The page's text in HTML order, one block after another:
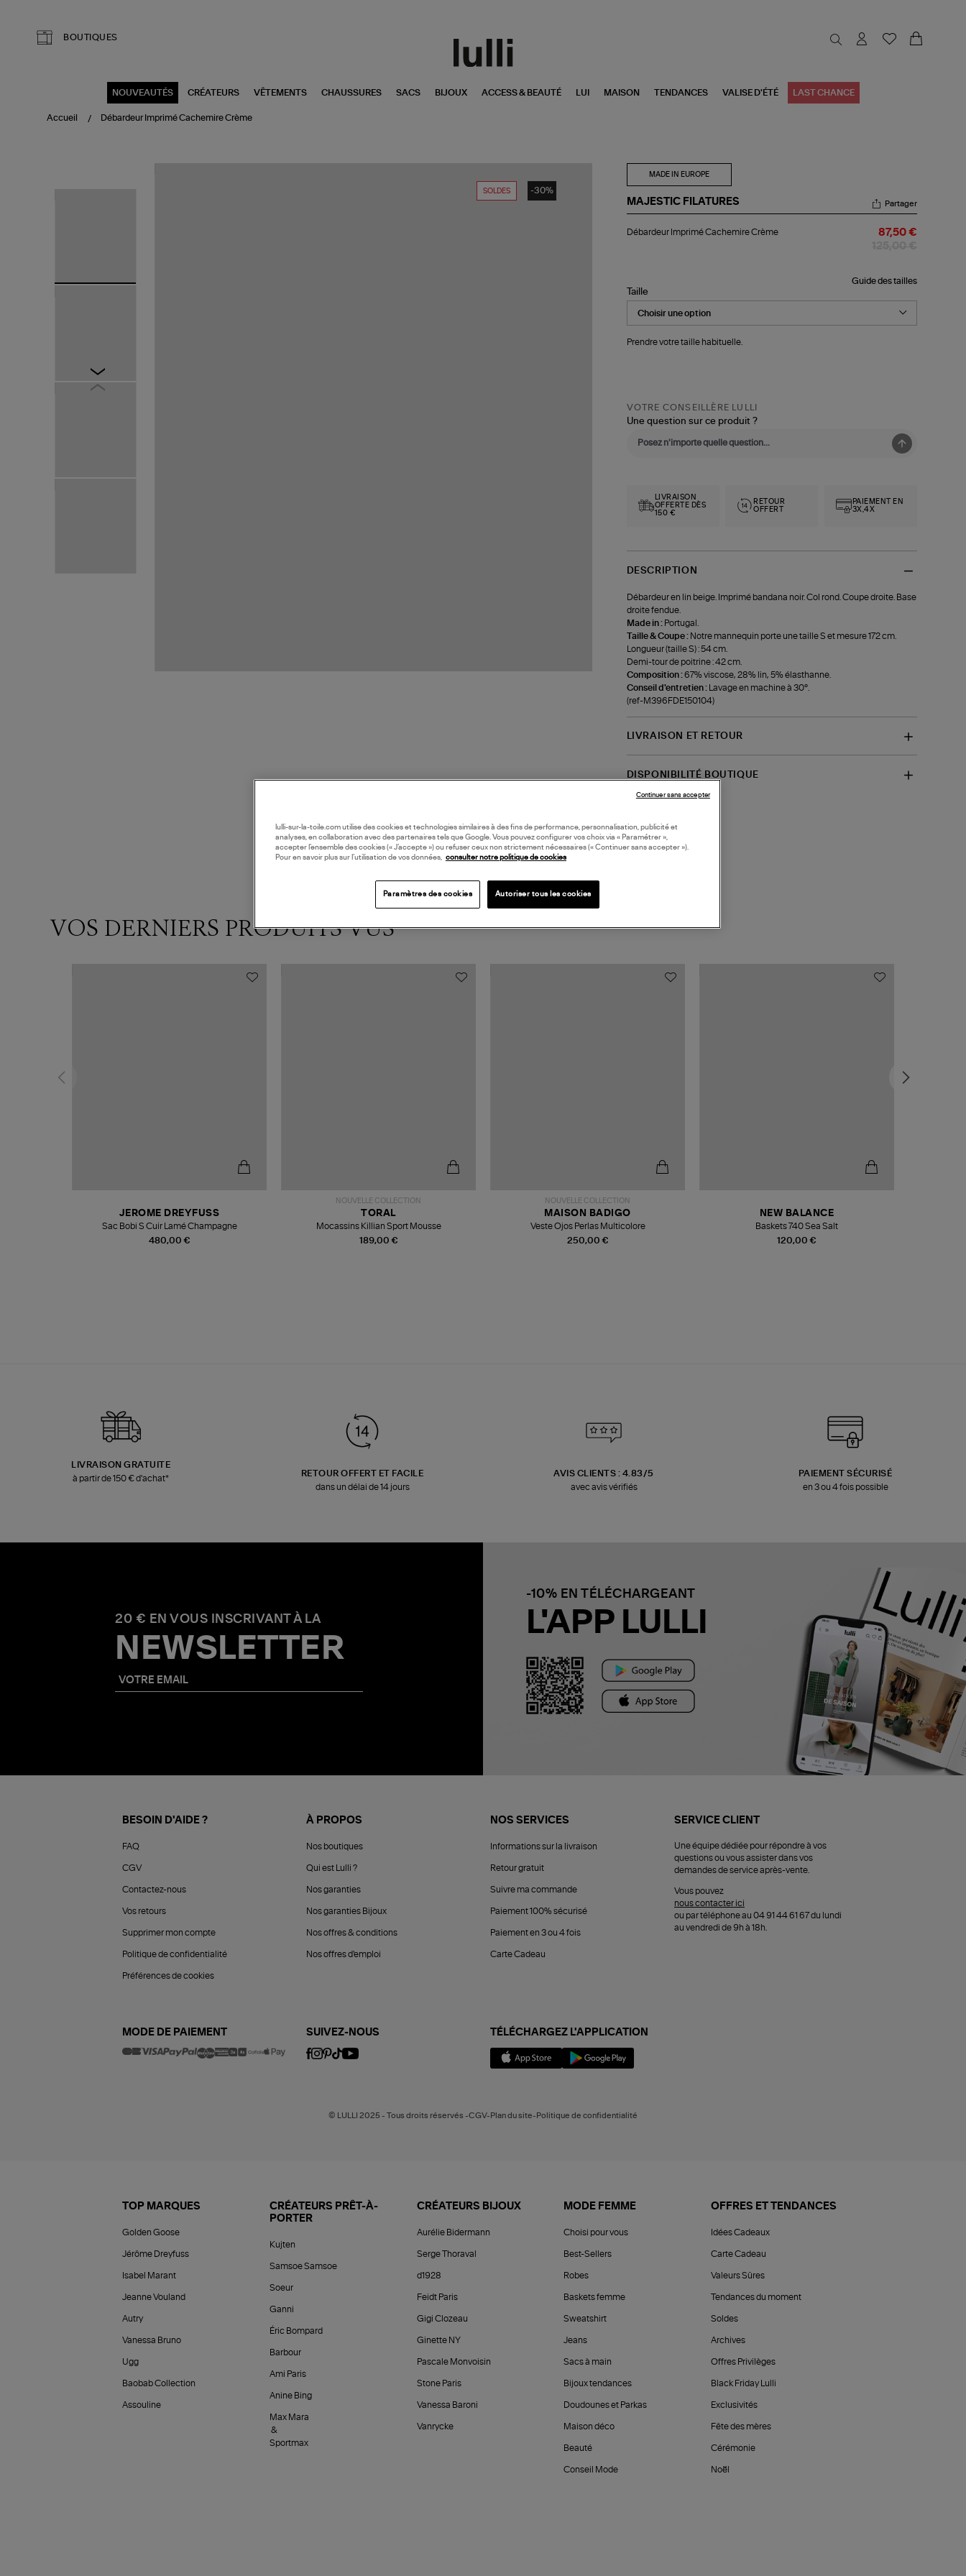
BOUTIQUES
NOUVEAUTÉS CRÉATEURS VÊTEMENTS CHAUSSURES SACS BIJOUX ACCESS & BEAUTÉ LUI MAISON TENDANCES VALISE D'ÉTÉ LAST CHANCE
Accueil Débardeur Imprimé Cachemire Crème
SOLDES -30%
MADE IN EUROPE
MAJESTIC FILATURES
Imprimé
Partager
Débardeur Imprimé Cachemire Crème 87,50 €
Guide des tailles
Taille
Prendre votre taille habituelle.
VOTRE CONSEILLÈRE LULLI
Une question sur ce produit ?
LIVRAISON
OFFERTE DÈS
150 €
RETOUR
OFFERT
PAIEMENT EN
3X,4X
DESCRIPTION
Débardeur en lin beige. Imprimé bandana noir. Col rond. Coupe droite. Base
droite fendue.
Made in : Portugal.
Taille & Coupe : Notre mannequin porte une taille S et mesure 172 cm.
Longueur (taille S) : 54 cm.
Demi-tour de poitrine : 42 cm.
Composition :67% viscose, 28% lin, 5% élasthanne.
Conseil d'entretien :
Lavage en machine à 30°.
(ref-M396FDE150104)
LIVRAISON ET RETOUR
DISPONIBILITÉ BOUTIQUE
VOS DERNIERS PRODUITS VUS
480,00 €
JEROME DREYFUSS
Sac Bobi S Cuir Lamé Champagne
NOUVELLE COLLECTION
189,00 €
TORAL
Mocassins Killian Sport Mousse
NOUVELLE COLLECTION
250,00 €
MAISON BADIGO
Veste Ojos Perlas Multicolore
120,00 €
NEW BALANCE
Baskets 740 Sea Salt
LIVRAISON GRATUITE
à partir de 150 € d'achat*
RETOUR OFFERT ET FACILE
dans un délai de 14 jours
AVIS CLIENTS : 4.83/5
avec avis vérifiés
PAIEMENT SÉCURISÉ
en 3 ou 4 fois possible
20 € EN VOUS INSCRIVANT À LA
NEWSLETTER
-10% EN TÉLÉCHARGEANT
L'APP LULLI
BESOIN D'AIDE ?
FAQ
CGV
Contactez-nous
Vos retours
Supprimer mon compte
Politique de confidentialité
Préférences de cookies
À PROPOS
Nos boutiques
Qui est Lulli ?
Nos garanties
Nos garanties Bijoux
Nos offres & conditions
Nos offres d'emploi
NOS SERVICES
Informations sur la livraison
Retour gratuit
Suivre ma commande
Paiement 100% sécurisé
Paiement en 3 ou 4 fois
Carte Cadeau
SERVICE CLIENT
Une équipe dédiée pour répondre à vos
questions ou vous assister dans vos
demandes de service après-vente.
Vous pouvez
nous contacter ici
ou par téléphone au 04 91 44 61 67 du lundi
au vendredi de 9h à 18h.
MODE DE PAIEMENT SUIVEZ-NOUS TÉLÉCHARGEZ L'APPLICATION
© LULLI 2025 - Tous droits réservés -CGV-Plan du site-Politique de confidentialité
TOP MARQUES
Golden Goose
Jérôme Dreyfuss
Isabel Marant
Jeanne Vouland
Autry
Vanessa Bruno
Ugg
Baobab Collection
Assouline
CRÉATEURS PRÊT-À-
PORTER
Kujten
Samsoe Samsoe
Soeur
Ganni
Éric Bompard
Barbour
Ami Paris
Anine Bing
Max Mara
&
Sportmax
CRÉATEURS BIJOUX
Aurélie Bidermann
Serge Thoraval
d1928
Feidt Paris
Gigi Clozeau
Ginette NY
Pascale Monvoisin
Stone Paris
Vanessa Baroni
Vanrycke
MODE FEMME
Choisi pour vous
Best-Sellers
Robes
Baskets femme
Sweatshirt
Jeans
Sacs à main
Bijoux tendances
Doudounes et Parkas
Maison déco
Beauté
Conseil Mode
OFFRES ET TENDANCES
Idées Cadeaux
Carte Cadeau
Valeurs Sûres
Tendances du moment
Soldes
Archives
Offres Privilèges
Black Friday Lulli
Exclusivités
Fête des mères
Cérémonie
Noël
lulli-sur-la-toile.com utilise des cookies et technologies similaires à des fins de performance, personnalisation, publicité et
analyses, en collaboration avec des partenaires tels que Google. Vous pouvez configurer vos choix via « Paramétrer »,
accepter l’ensemble des cookies (« J’accepte ») ou refuser ceux non strictement nécessaires (« Continuer sans accepter »).
Pour en savoir plus sur l’utilisation de vos données,
consulter notre politique de cookies
Paramètres des cookies Autoriser tous les cookies
Continuer sans accepter